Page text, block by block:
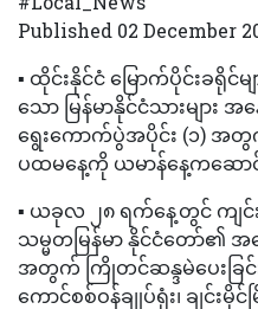
Published 02 December
▪️ ထိုင်းနိုင်ငံ မြောက်ပိုင်းခ
သော မြန်မာနိုင်ငံသားများ အ
ရွေးကောက်ပွဲအပိုင်း (၁) အတွ
ပထမနေ့ကို ယမာန်နေ့ကဆေ
▪️ ယခုလ ၂၈ ရက်နေ့တွင် ကျ
သမ္မတမြန်မာ နိုင်ငံတော်၏
အတွက် ကြိုတင်ဆန္ဒမဲပေးခြင်
ကောင်စစ်ဝန်ချုပ်ရုံး၊ ချင်း